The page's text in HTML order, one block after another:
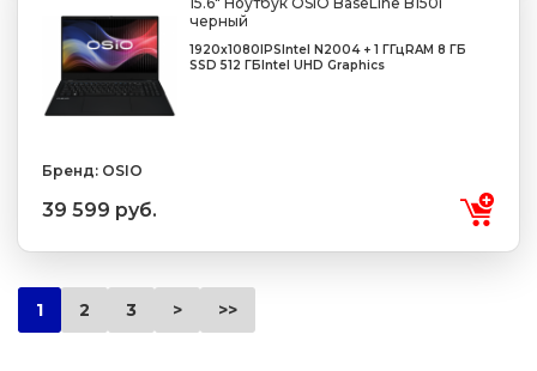
черный
1920x1080IPSIntel N2004 + 1 ГГцRAM 8 ГБ
SSD 512 ГБIntel UHD Graphics
Бренд: OSIO
39 599 руб.
1 2 3 > >>